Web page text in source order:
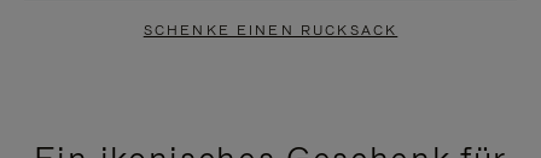
SCHENKE EINEN RUCKSACK